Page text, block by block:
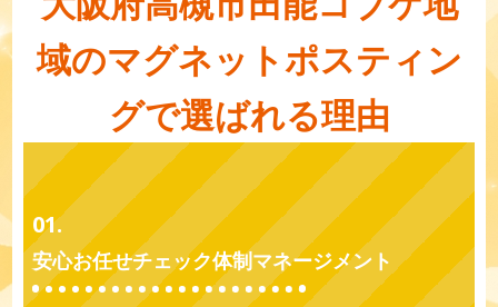
域のマグネットポスティン
グで選ばれる理由
01.
安心お任せチェック体制マネージメント